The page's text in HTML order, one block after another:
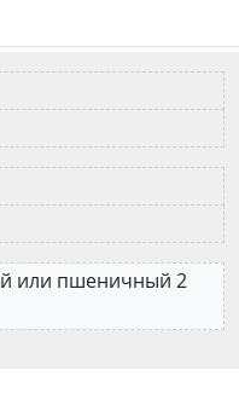
или пшеничный 2